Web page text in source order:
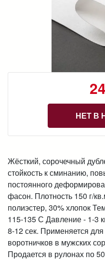
НЕТ В
Жёсткий, сорочечный
стойкость к сминанию,
постоянного
фасон. Плотность 150 г/
полиэстер, 30% хлопок
115-135 С Давление - 1-3
8-12 сек. Применяется
воротничков в мужских
Продается в рулонах по